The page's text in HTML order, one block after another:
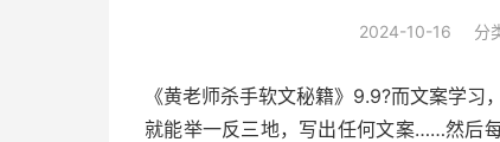
2024-10-16 分
《黄老师杀手软文秘籍》9.9?而文案学‬
就能举一反三地，写出任何‬文案……然后‬